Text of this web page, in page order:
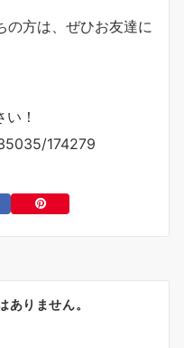
の方は、ぜひお友達に
！
174279
ありません。